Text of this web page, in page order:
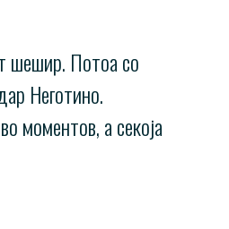
шешир. Потоа со
Неготино.
моментов, a секоја